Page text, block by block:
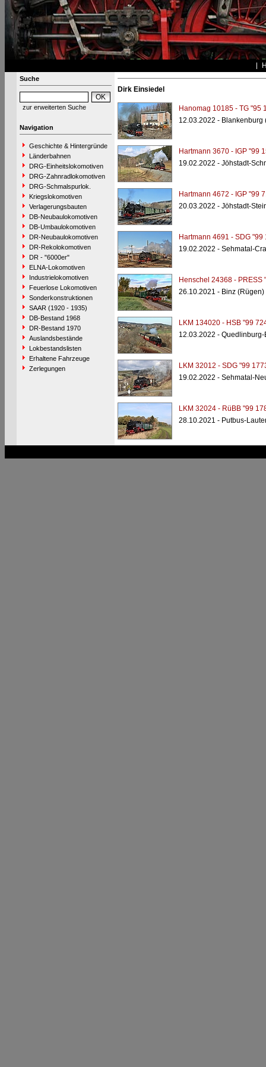
Suche
zur erweiterten Suche
Navigation
Geschichte & Hintergründe
Länderbahnen
DRG-Einheitslokomotiven
DRG-Zahnradlokomotiven
DRG-Schmalspurlok.
Kriegslokomotiven
Verlagerungsbauten
DB-Neubaulokomotiven
DB-Umbaulokomotiven
DR-Neubaulokomotiven
DR-Rekolokomotiven
DR - "6000er"
ELNA-Lokomotiven
Industrielokomotiven
Feuerlose Lokomotiven
Sonderkonstruktionen
SAAR (1920 - 1935)
DB-Bestand 1968
DR-Bestand 1970
Auslandsbestände
Lokbestandslisten
Erhaltene Fahrzeuge
Zerlegungen
Dirk Einsiedel
Hanomag 10185 - TG "95
12.03.2022 - Blankenburg
Hartmann 3670 - IGP "99
19.02.2022 - Jöhstadt-
Hartmann 4672 - IGP "99
20.03.2022 - Jöhstadt-
Hartmann 4691 - SDG "99
19.02.2022 - Sehmatal-
Henschel 24368 - PRESS
26.10.2021 - Binz (Rügen)
LKM 134020 - HSB "99
12.03.2022 -
LKM 32012 - SDG "99
19.02.2022 - Sehmatal-
LKM 32024 - RüBB "99
28.10.2021 - Putbus-